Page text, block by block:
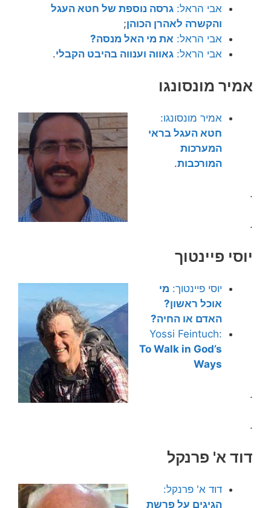
אבי הראל: גרסה נוספת של חטא העגל
והקשרה לאהרן הכוהן;
אבי הראל: את מי האל מנסה?
אבי הראל: גאווה וענווה בהיבט הקבלי.
אמיר מונסונגו
אמיר מונסונגו:
חטא העגל בראי
המערכות
המורכבות.
.
.
יוסי פיינטוך
יוסי פיינטוך: מי
אוכל ראשון?
האדם או החיה?
Yossi Feintuch:
To Walk in God’s
Ways
.
.
דוד א' פרנקל
דוד א' פרנקל:
הגיגים על פרשת